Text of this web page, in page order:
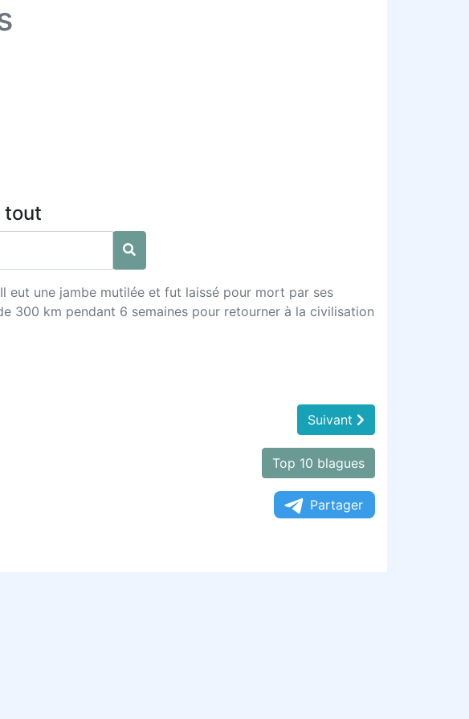
tout
eut une jambe mutilée et fut laissé pour mort par ses
300 km pendant 6 semaines pour retourner à la civilisation
Suivant
Top 10 blagues
Partager